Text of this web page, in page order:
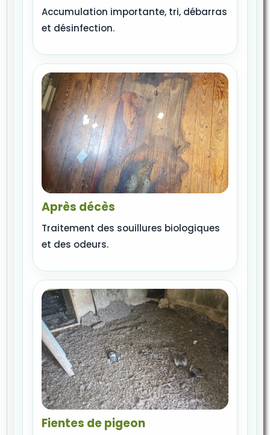
Accumulation importante, tri, débarras
et désinfection.
Après décès
Traitement des souillures biologiques
et des odeurs.
Fientes de pigeon